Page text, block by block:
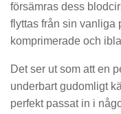
försämras dess
flyttas från sin vanliga
komprimerade och
Det ser ut som att en
underbart gudomligt
perfekt passat in i